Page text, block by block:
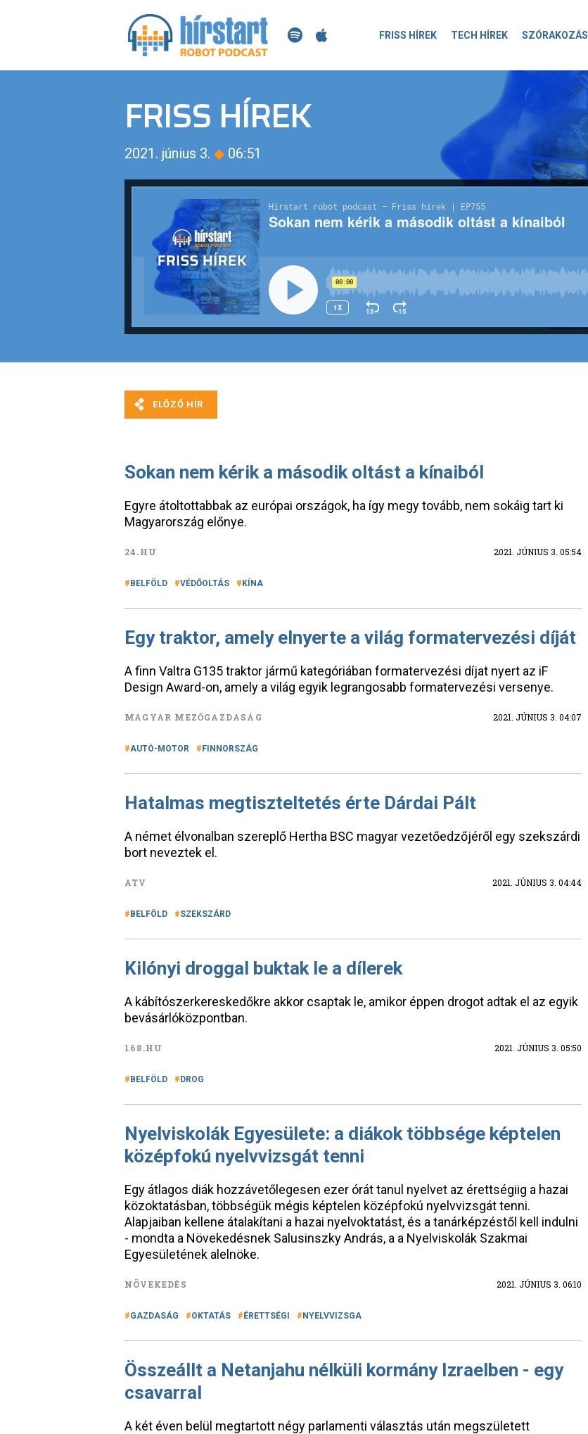
FRISS HÍREK TECH HÍREK SZÓRAKOZÁS
FRISS HÍREK
2021. június 3. ◆ 06:51
Sokan nem kérik a második oltást a kínaiból
Egyre átoltottabbak az európai országok, ha így megy tovább, nem sokáig tart ki
Magyarország előnye.
24.HU 2021. JÚNIUS 3. 05:54
BELFÖLD VÉDŐOLTÁS KÍNA
Egy traktor, amely elnyerte a világ formatervezési díját
A finn Valtra G135 traktor jármű kategóriában formatervezési díjat nyert az iF
Design Award-on, amely a világ egyik legrangosabb formatervezési versenye.
MAGYAR MEZŐGAZDASÁG 2021. JÚNIUS 3. 04:07
AUTÓ-MOTOR FINNORSZÁG
Hatalmas megtiszteltetés érte Dárdai Pált
A német élvonalban szereplő Hertha BSC magyar vezetőedzőjéről egy szekszárdi
bort neveztek el.
ATV 2021. JÚNIUS 3. 04:44
BELFÖLD SZEKSZÁRD
Kilónyi droggal buktak le a dílerek
A kábítószerkereskedőkre akkor csaptak le, amikor éppen drogot adtak el az egyik
bevásárlóközpontban.
168.HU 2021. JÚNIUS 3. 05:50
BELFÖLD DROG
Nyelviskolák Egyesülete: a diákok többsége képtelen
középfokú nyelvvizsgát tenni
Egy átlagos diák hozzávetőlegesen ezer órát tanul nyelvet az érettségiig a hazai
közoktatásban, többségük mégis képtelen középfokú nyelvvizsgát tenni.
Alapjaiban kellene átalakítani a hazai nyelvoktatást, és a tanárképzéstől kell indulni
- mondta a Növekedésnek Salusinszky András, a a Nyelviskolák Szakmai
Egyesületének alelnöke.
NÖVEKEDÉS 2021. JÚNIUS 3. 06:10
GAZDASÁG OKTATÁS ÉRETTSÉGI NYELVVIZSGA
Összeállt a Netanjahu nélküli kormány Izraelben - egy
csavarral
A két éven belül megtartott négy parlamenti választás után megszületett